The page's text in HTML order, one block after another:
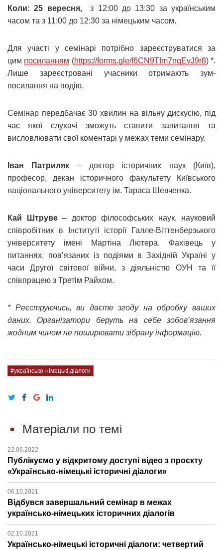
Коли: 25 вересня,
з 12:00 до 13:30 за українським
часом та з 11:00 до 12:30 за німецьким часом.
Для участі у семінарі потрібно зареєструватися за
цим посиланням (https://forms.gle/f6CN9Tfm7nqEvJ9r8) *.
Лише зареєстровані учасники отримають зум-
посилання на подію.
Семінар передбачає 30 хвилин на вільну дискусію, під
час якої слухачі зможуть ставити запитання та
висловлювати свої коментарі у межах теми семінару.
Іван Патриляк – доктор історичних наук (Київ),
професор, декан історичного факультету Київського
національного університету ім. Тараса Шевченка.
Кай Штруве– доктор філософських наук, науковий
співробітник в Інституті історії Галле-Віттенберзького
університету імені Мартіна Лютера. Фахівець у
питаннях, пов’язаних із подіями в Західній Україні у
часи Другої світової війни, з діяльністю ОУН та її
співпрацею з Третім Райхом.
* Реєструючись, ви даєте згоду на обробку ваших
даних. Організатори беруть на себе зобов’язання
жодним чином не поширювати зібрану інформацію.
#українсько-німецькі діалоги
Матеріали по темі
22.06.2022
Публікуємо у відкритому доступі відео з проєкту
«Українсько-німецькі історичні діалоги»
06.10.2021
Відбувся завершальний семінар в межах
українсько-німецьких історичних діалогів
02.10.2021
Українсько-німецькі історичні діалоги: четвертий